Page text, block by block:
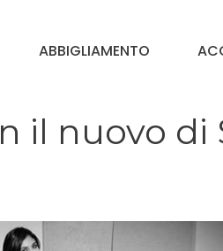
ABBIGLIAMENTO
il nuovo di